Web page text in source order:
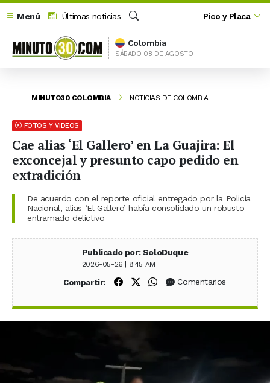
Menú
Últimas noticias
Buscar
Pico y Placa
Colombia
SÁBADO 08 DE AGOSTO
MINUTO30 COLOMBIA NOTICIAS DE COLOMBIA
FOTOS Y VIDEOS
Cae alias ‘El Gallero’ en La Guajira: El
exconcejal y presunto capo pedido en
extradición
De acuerdo con el reporte oficial entregado por la Policía
Nacional, alias ‘El Gallero’ había consolidado un robusto
entramado delictivo
Publicado por: SoloDuque
2026-05-26 | 8:45 AM
Compartir: Compartir en Facebook
Compartir en X (Twitter)
Compartir en WhatsApp
Comentarios